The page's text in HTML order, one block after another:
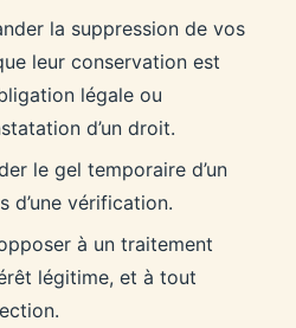
la suppression de vos
leur conservation est
légale ou
d’un droit.
le gel temporaire d’un
d’une vérification.
à un traitement
légitime, et à tout